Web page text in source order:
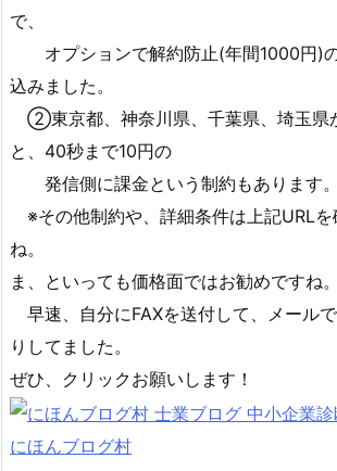
で、
オプションで解約防止(年間1000円)
込みました。
②東京都、神奈川県、千葉県、埼玉県
と、40秒まで10円の
発信側に課金という制約もあります。
※その他制約や、詳細条件は上記URLを
ね。
ま、といっても価格面ではお勧めですね。
早速、自分にFAXを送付して、メール
りしてました。
ぜひ、クリックお願いします！
にほんブログ村